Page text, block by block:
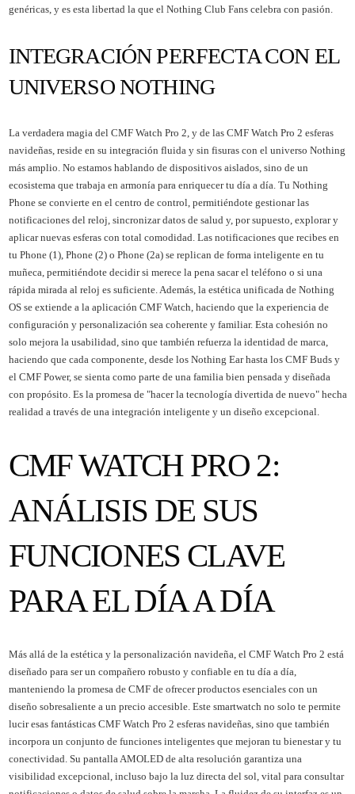
genéricas, y es esta libertad la que el Nothing Club Fans celebra con pasión.
INTEGRACIÓN PERFECTA CON EL
UNIVERSO NOTHING
La verdadera magia del CMF Watch Pro 2, y de las CMF Watch Pro 2 esferas
navideñas, reside en su integración fluida y sin fisuras con el universo Nothing
más amplio. No estamos hablando de dispositivos aislados, sino de un
ecosistema que trabaja en armonía para enriquecer tu día a día. Tu Nothing
Phone se convierte en el centro de control, permitiéndote gestionar las
notificaciones del reloj, sincronizar datos de salud y, por supuesto, explorar y
aplicar nuevas esferas con total comodidad. Las notificaciones que recibes en
tu Phone (1), Phone (2) o Phone (2a) se replican de forma inteligente en tu
muñeca, permitiéndote decidir si merece la pena sacar el teléfono o si una
rápida mirada al reloj es suficiente. Además, la estética unificada de Nothing
OS se extiende a la aplicación CMF Watch, haciendo que la experiencia de
configuración y personalización sea coherente y familiar. Esta cohesión no
solo mejora la usabilidad, sino que también refuerza la identidad de marca,
haciendo que cada componente, desde los Nothing Ear hasta los CMF Buds y
el CMF Power, se sienta como parte de una familia bien pensada y diseñada
con propósito. Es la promesa de "hacer la tecnología divertida de nuevo" hecha
realidad a través de una integración inteligente y un diseño excepcional.
CMF WATCH PRO 2:
ANÁLISIS DE SUS
FUNCIONES CLAVE
PARA EL DÍA A DÍA
Más allá de la estética y la personalización navideña, el CMF Watch Pro 2 está
diseñado para ser un compañero robusto y confiable en tu día a día,
manteniendo la promesa de CMF de ofrecer productos esenciales con un
diseño sobresaliente a un precio accesible. Este smartwatch no solo te permite
lucir esas fantásticas CMF Watch Pro 2 esferas navideñas, sino que también
incorpora un conjunto de funciones inteligentes que mejoran tu bienestar y tu
conectividad. Su pantalla AMOLED de alta resolución garantiza una
visibilidad excepcional, incluso bajo la luz directa del sol, vital para consultar